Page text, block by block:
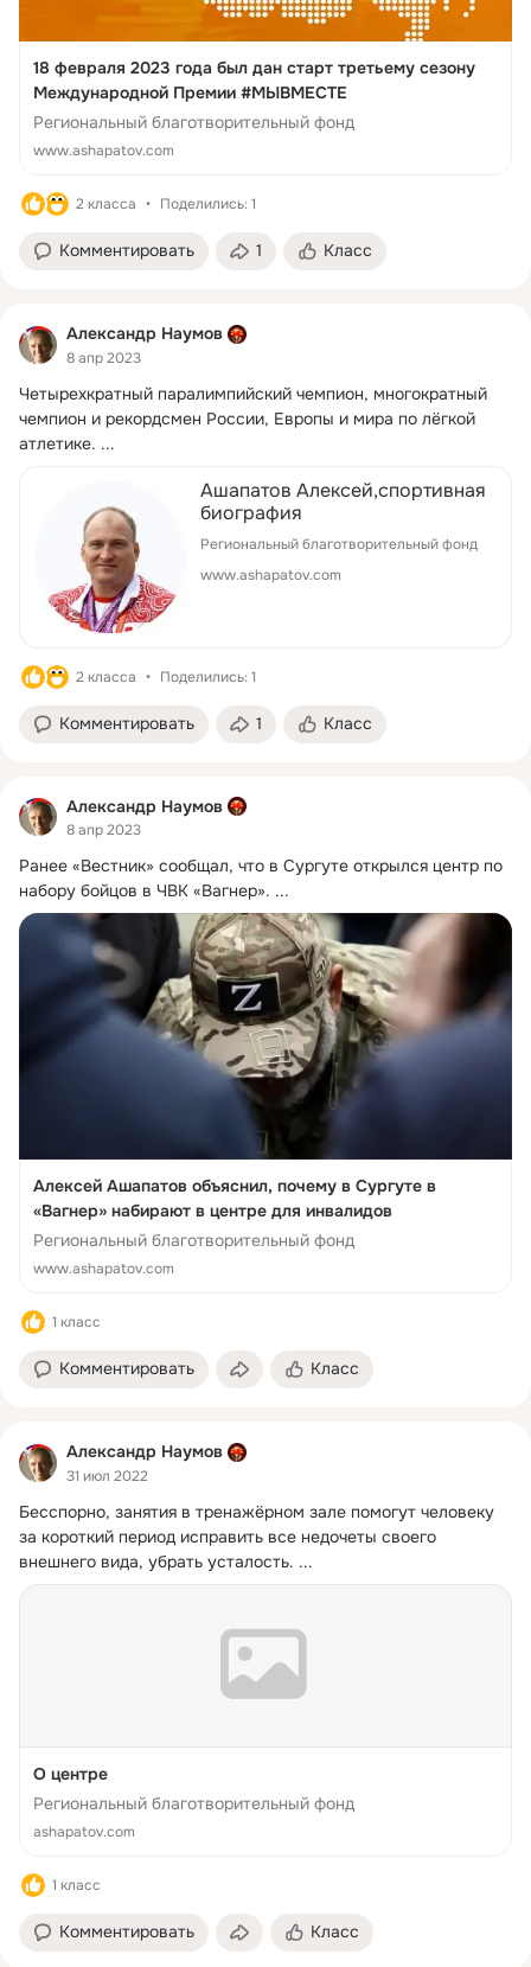
18 февраля 2023 года был дан старт третьему сезону
Международной Премии #МЫВМЕСТЕ
Региональный благотворительный фонд
www.ashapatov.com
2 класса Поделились: 1
Комментировать 1 Класс
Александр Наумов
8 апр 2023
Четырехкратный паралимпийский чемпион, многократный
чемпион и рекордсмен России, Европы и мира по лёгкой
атлетике. ...
Ашапатов Алексей,спортивная
биография
Региональный благотворительный фонд
www.ashapatov.com
2 класса Поделились: 1
Комментировать 1 Класс
Александр Наумов
8 апр 2023
Ранее «Вестник» сообщал, что в Сургуте открылся центр по
набору бойцов в ЧВК «Вагнер». ...
Алексей Ашапатов объяснил, почему в Сургуте в
«Вагнер» набирают в центре для инвалидов
Региональный благотворительный фонд
www.ashapatov.com
1 класс
Комментировать Класс
Александр Наумов
31 июл 2022
Бесспорно, занятия в тренажёрном зале помогут человеку
за короткий период исправить все недочеты своего
внешнего вида, убрать усталость. ...
О центре
Региональный благотворительный фонд
ashapatov.com
1 класс
Комментировать Класс